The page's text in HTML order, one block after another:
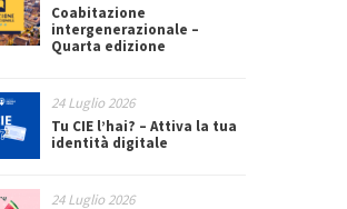
Coabitazione
intergenerazionale –
Quarta edizione
24 Luglio 2026
Tu CIE l’hai? – Attiva la tua
identità digitale
24 Luglio 2026